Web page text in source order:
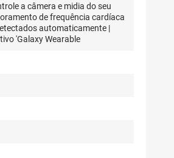
a câmera e midia do seu
de frequência cardíaca
automaticamente |
'Galaxy Wearable